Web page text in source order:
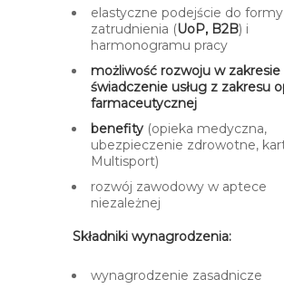
elastyczne podejście do formy
zatrudnienia (UoP, B2B) i
harmonogramu pracy
możliwość rozwoju w zakresie
świadczenie usług z zakresu
farmaceutycznej​​
benefity (opieka medyczna,
ubezpieczenie zdrowotne,
Multisport)
rozwój zawodowy w aptece
niezależnej
Składniki wynagrodzenia:
wynagrodzenie zasadnicze